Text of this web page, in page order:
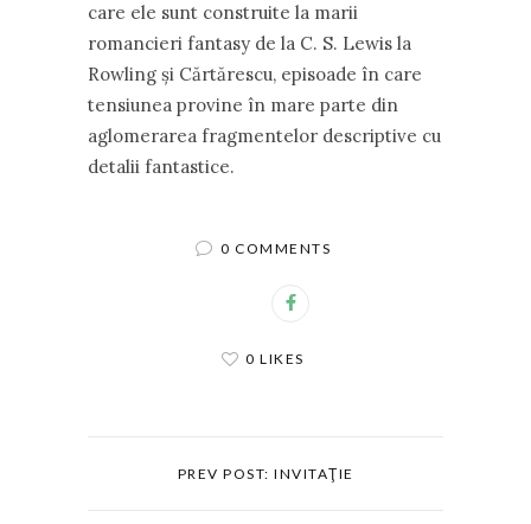
care ele sunt construite la marii
romancieri fantasy de la C. S. Lewis la
Rowling şi Cărtărescu, episoade în care
tensiunea provine în mare parte din
aglomerarea fragmentelor descriptive cu
detalii fantastice.
0 COMMENTS
0 LIKES
PREV POST: INVITAŢIE